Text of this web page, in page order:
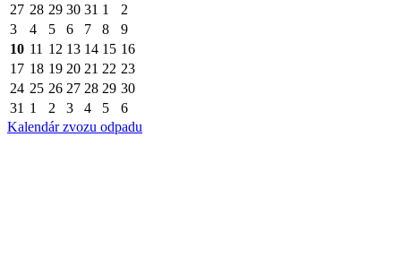
27 28 29 30 31 1
2
3
4 5 6 7 8
9
10 11 12 13 14 15 16
17 18 19 20 21 22 23
24 25 26 27 28 29 30
31 1 2 3 4 5
6
Kalendár zvozu odpadu